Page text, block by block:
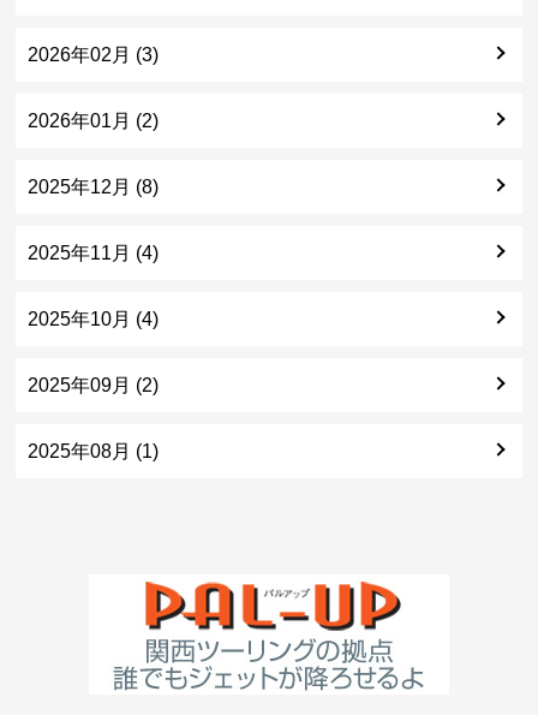
2026年02月 (3)
2026年01月 (2)
2025年12月 (8)
2025年11月 (4)
2025年10月 (4)
2025年09月 (2)
2025年08月 (1)